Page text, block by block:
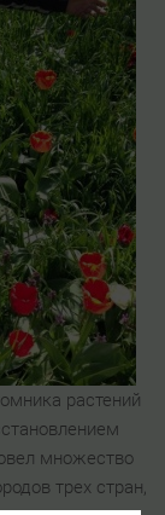
растений
множество
трех стран,